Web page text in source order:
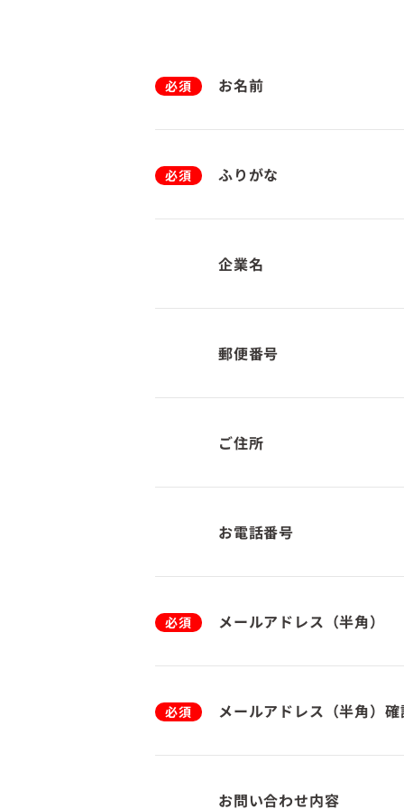
お名前
必須
ふりがな
必須
企業名
郵便番号
ご住所
お電話番号
メールアドレス（半角）
必須
メールアドレス（半角）
必須
お問い合わせ内容